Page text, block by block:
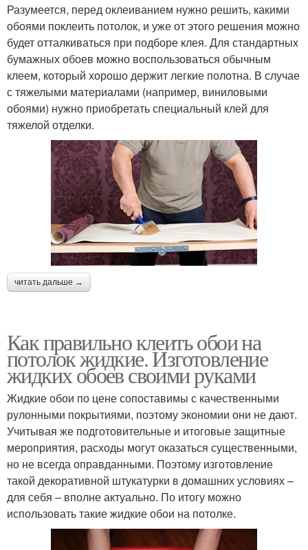
Разумеется, перед оклеиванием нужно решить, какими
обоями поклеить потолок, и уже от этого решения можно
будет отталкиваться при подборе клея. Для стандартных
бумажных обоев можно воспользоваться обычным
клеем, который хорошо держит легкие полотна. В случае
с тяжелыми материалами (например, виниловыми
обоями) нужно приобретать специальный клей для
тяжелой отделки.
читать дальше →
Как правильно клеить обои на
потолок жидкие. Изготовление
жидких обоев своими руками
Жидкие обои по цене сопоставимы с качественными
рулонными покрытиями, поэтому экономии они не дают.
Учитывая же подготовительные и итоговые защитные
мероприятия, расходы могут оказаться существенными,
но не всегда оправданными. Поэтому изготовление
такой декоративной штукатурки в домашних условиях –
для себя – вполне актуально. По итогу можно
использовать такие жидкие обои на потолке.